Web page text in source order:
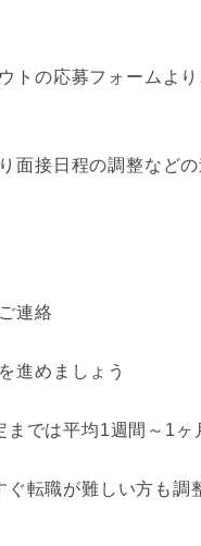
トの応募フォームよ
面接日程の調整など
連絡
進めましょう
では平均1週間～1ヶ
転職が難しい方も調